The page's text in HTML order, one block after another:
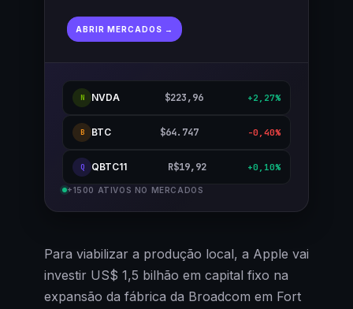
ABRIR MERCADOS →
N NVDA $223,96 +2,27%
B BTC $64.747 -0,40%
Q QBTC11 R$19,92 +0,10%
+1500 ATIVOS NO MERCADOS
Para viabilizar a produção local, a Apple vai
investir US$ 1,5 bilhão em capital fixo na
expansão da fábrica da Broadcom em Fort